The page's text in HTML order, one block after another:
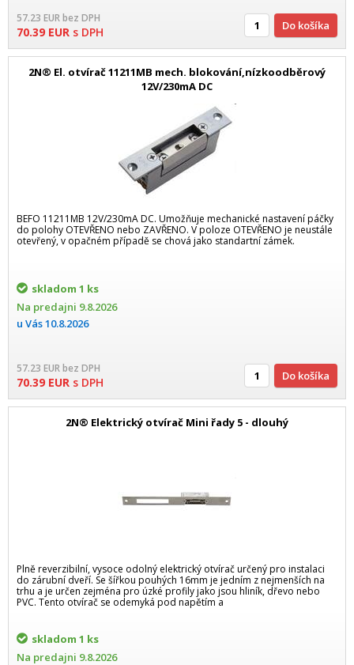
57.23 EURbez DPH
70.39 EUR s DPH Do košíka
2N® El. otvírač 11211MB mech. blokování,nízkoodběrový
12V/230mA DC
BEFO 11211MB 12V/230mA DC. Umožňuje mechanické nastavení páčky
do polohy OTEVŘENO nebo ZAVŘENO. V poloze OTEVŘENO je neustále
otevřený, v opačném případě se chová jako standartní zámek.
skladom 1 ks
Na predajni 9.8.2026
u Vás10.8.2026
57.23 EURbez DPH
70.39 EUR s DPH Do košíka
2N® Elektrický otvírač Mini řady 5 - dlouhý
Plně reverzibilní, vysoce odolný elektrický otvírač určený pro instalaci
do zárubní dveří. Se šířkou pouhých 16mm je jedním z nejmenších na
trhu a je určen zejména pro úzké profily jako jsou hliník, dřevo nebo
PVC. Tento otvírač se odemyká pod napětím a
skladom 1 ks
Na predajni 9.8.2026